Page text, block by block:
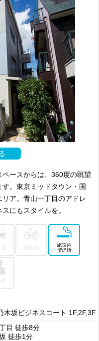
ースからは、360度の眺望
。東京ミッドタウン・国
ア。青山一丁目のアドレ
にもスタイルを。
施設内
喫煙所
坂ビジネスコート 1F,2F,3F
目 徒歩8分
徒歩1分